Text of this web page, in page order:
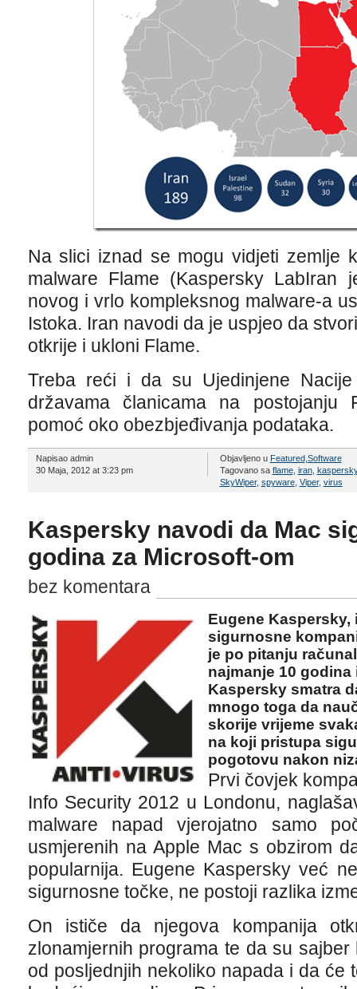
Na slici iznad se mogu vidjeti zemlje
malware Flame (Kaspersky LabIran
novog i vrlo kompleksnog malware-a
Istoka. Iran navodi da je uspjeo da
otkrije i ukloni Flame.
Treba reći i da su Ujedinjene
državama članicama na postojanju
pomoć oko obezbjeđivanja podataka.
Napisao admin
30 Maja, 2012 at 3:23 pm
Objavljeno u Featured, Software
Tagovano sa flame, iran, kaspersky
SkyWiper, spyware, Viper, virus
Kaspersky navodi da Mac
godina za Microsoft-om
bez komentara
Eugene
sigurnosne
je po pitanju
najmanje 10 godina
Kaspersky smatra
mnogo toga da
skorije vrijeme
na koji pristupa
pogotovu nakon
Prvi čovjek
Info Security 2012 u Londonu,
malware napad vjerojatno samo
usmjerenih na Apple Mac s obzirom
popularnija. Eugene Kaspersky već
sigurnosne točke, ne postoji razlika
On ističe da njegova kompanija
zlonamjernih programa te da su
od posljednjih nekoliko napada i da će